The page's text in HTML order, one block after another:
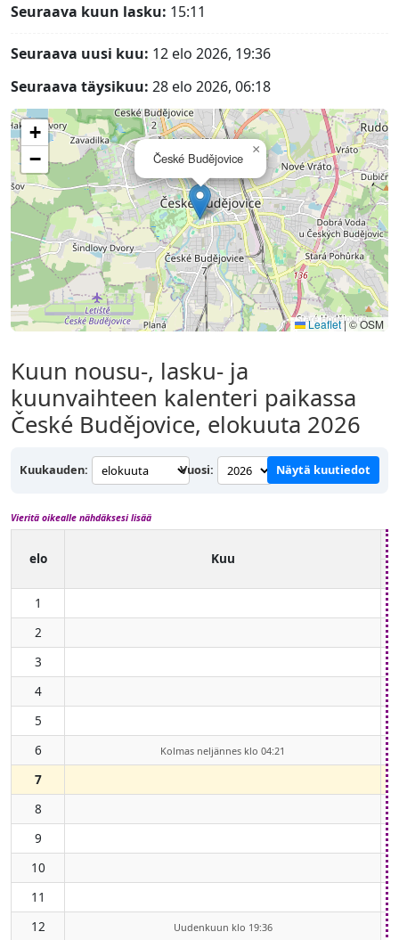
Seuraava kuun lasku: 15:11
Seuraava uusi kuu: 12 elo 2026, 19:36
Seuraava täysikuu: 28 elo 2026, 06:18
České Budějovice
×
+
−
Leaflet|© OSM
Kuun nousu-, lasku- ja
kuunvaihteen kalenteri paikassa
České Budějovice, elokuuta 2026
Kuukauden: Vuosi: Näytä kuutiedot
Vieritä oikealle nähdäksesi lisää
elo Kuu
1
2
3
4
5
6
Kolmas neljännes klo 04:21
7
8
9
10
11
12
Uudenkuun klo 19:36